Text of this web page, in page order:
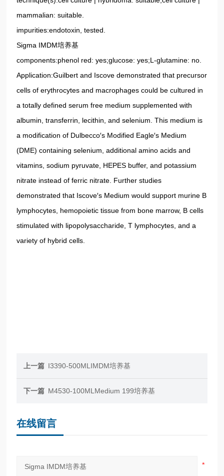
mammalian: suitable.
impurities:endotoxin, tested.
Sigma IMDM培养基
components:phenol red: yes;glucose: yes;L-glutamine: no.
Application:Guilbert and Iscove demonstrated that precursor
cells of erythrocytes and macrophages could be cultured in
a totally defined serum free medium supplemented with
albumin, transferrin, lecithin, and selenium. This medium is
a modification of Dulbecco′s Modified Eagle′s Medium
(DME) containing selenium, additional amino acids and
vitamins, sodium pyruvate, HEPES buffer, and potassium
nitrate instead of ferric nitrate. Further studies
demonstrated that Iscove′s Medium would support murine B
lymphocytes, hemopoietic tissue from bone marrow, B cells
stimulated with lipopolysaccharide, T lymphocytes, and a
variety of hybrid cells.
上一篇 I3390-500MLIMDM培养基
下一篇 M4530-100MLMedium 199培养基
在线留言